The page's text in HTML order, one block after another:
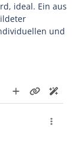
ideal. Ein aus
und